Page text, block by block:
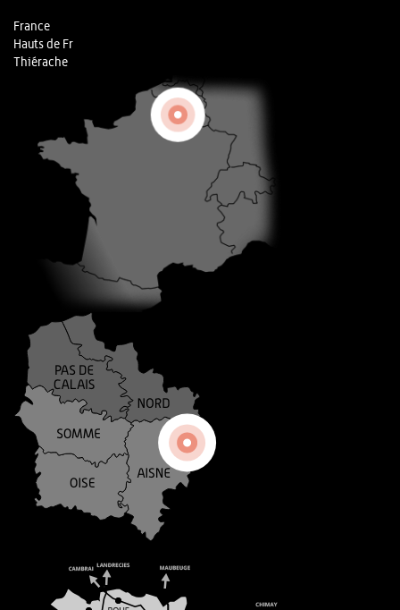
France
Hauts de Fr
Thiérache